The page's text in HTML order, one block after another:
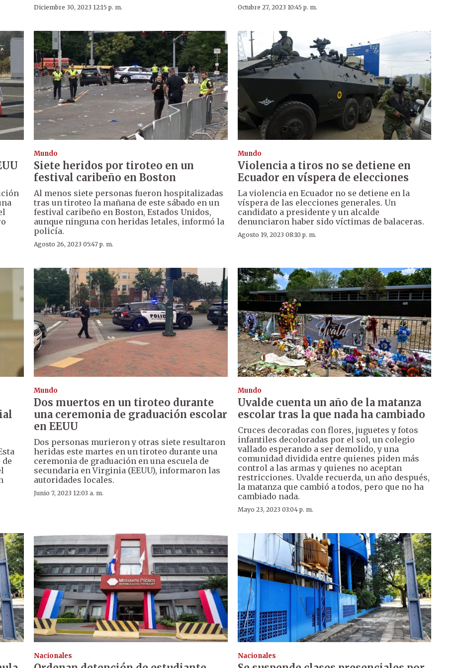
Diciembre 30, 2023 12:15 p. m. Octubre 27, 2023 10:45 p. m.
Mundo
Siete heridos por tiroteo en un
festival caribeño en Boston
Al menos siete personas fueron hospitalizadas
tras un tiroteo la mañana de este sábado en un
festival caribeño en Boston, Estados Unidos,
aunque ninguna con heridas letales, informó la
policía.
Agosto 26, 2023 05:47 p. m.
Mundo
Violencia a tiros no se detiene en
Ecuador en víspera de elecciones
La violencia en Ecuador no se detiene en la
víspera de las elecciones generales. Un
candidato a presidente y un alcalde
denunciaron haber sido víctimas de balaceras.
Agosto 19, 2023 08:10 p. m.
Mundo
Dos muertos en un tiroteo durante
una ceremonia de graduación escolar
en EEUU
Dos personas murieron y otras siete resultaron
heridas este martes en un tiroteo durante una
ceremonia de graduación en una escuela de
secundaria en Virginia (EEUU), informaron las
autoridades locales.
Junio 7, 2023 12:03 a. m.
Mundo
Uvalde cuenta un año de la matanza
escolar tras la que nada ha cambiado
Cruces decoradas con flores, juguetes y fotos
infantiles decoloradas por el sol, un colegio
vallado esperando a ser demolido, y una
comunidad dividida entre quienes piden más
control a las armas y quienes no aceptan
restricciones. Uvalde recuerda, un año después,
la matanza que cambió a todos, pero que no ha
cambiado nada.
Mayo 23, 2023 03:04 p. m.
Nacionales Nacionales